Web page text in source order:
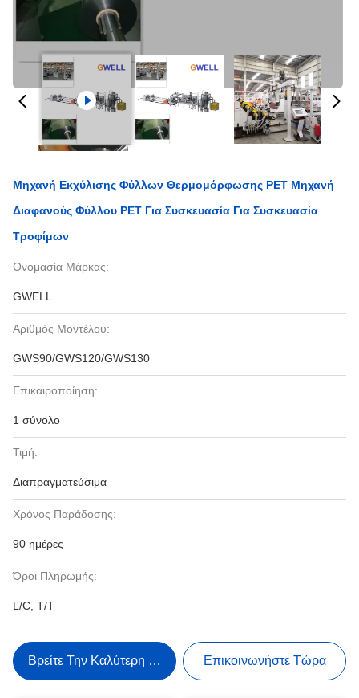
Μηχανή Εκχύλισης Φύλλων Θερμομόρφωσης PET Μηχανή
Διαφανούς Φύλλου PET Για Συσκευασία Για Συσκευασία
Τροφίμων
Ονομασία Μάρκας:
GWELL
Αριθμός Μοντέλου:
GWS90/GWS120/GWS130
Επικαιροποίηση:
1 σύνολο
Τιμή:
Διαπραγματεύσιμα
Χρόνος Παράδοσης:
90 ημέρες
Όροι Πληρωμής:
L/C, T/T
Βρείτε Την Καλύτερη Τιμή Επικοινωνήστε Τώρα